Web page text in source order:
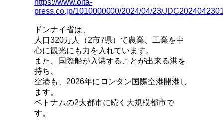
https://www.oita-
press.co.jp/1010000000/2024/04/23/
ドンナイ省は、
人口320万人（2市7県）で農業、工業を中
心に観光にも力を入れています。
また、国際船が入港することが出来る港を
持ち、
空港も、2026年にロンタン国際空港開港し
ます。
ベトナムの2大都市に続く大規模都市で
す。